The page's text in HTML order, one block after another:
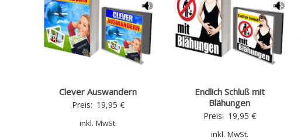
Clever Auswandern
Preis: 19,95 €
inkl. MwSt.
Endlich Schluß mit
Blähungen
Preis: 19,95 €
inkl. MwSt.